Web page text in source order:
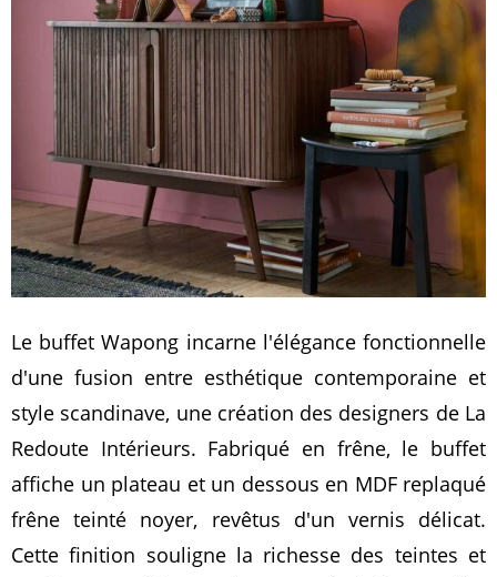
Le buffet Wapong incarne l'élégance fonctionnelle
d'une fusion entre esthétique contemporaine et
style scandinave, une création des designers de La
Redoute Intérieurs. Fabriqué en frêne, le buffet
affiche un plateau et un dessous en MDF replaqué
frêne teinté noyer, revêtus d'un vernis délicat.
Cette finition souligne la richesse des teintes et